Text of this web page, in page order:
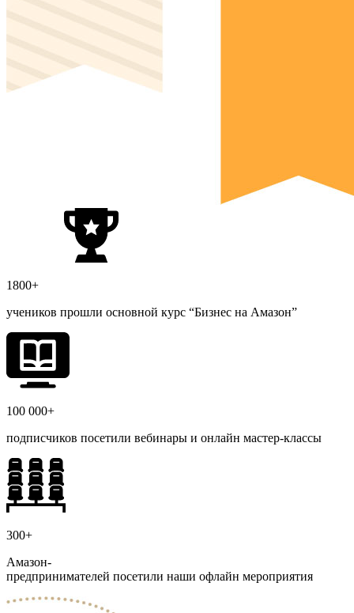
1800+
учеников прошли основной курс “Бизнес на Амазон”
100 000+
подписчиков посетили вебинары и онлайн мастер-классы
300+
Амазон-
предпринимателей посетили наши офлайн мероприятия